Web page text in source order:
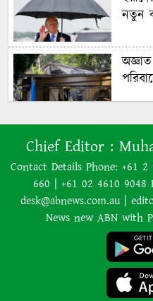
নতুন
অনেক
শাপলা
Chief Editor :
Contact Details Phone: +61
660 | +61 02 4610 9048
desk@abnews.com.au |
News new ABN with